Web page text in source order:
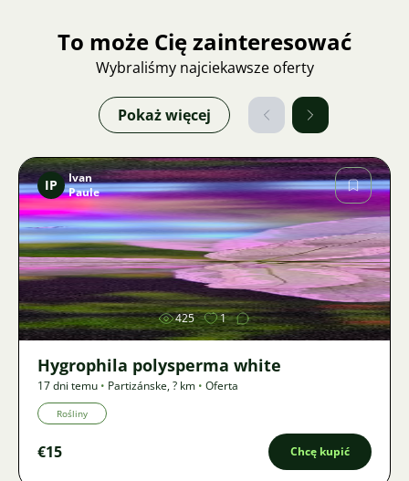
To może Cię zainteresować
Wybraliśmy najciekawsze oferty
Pokaż więcej
Zdjęcie
IP
Ivan
Paule
425 1
Hygrophila polysperma white
17 dni temu • Partizánske,? km • Oferta
Rośliny
€15 Chcę kupić